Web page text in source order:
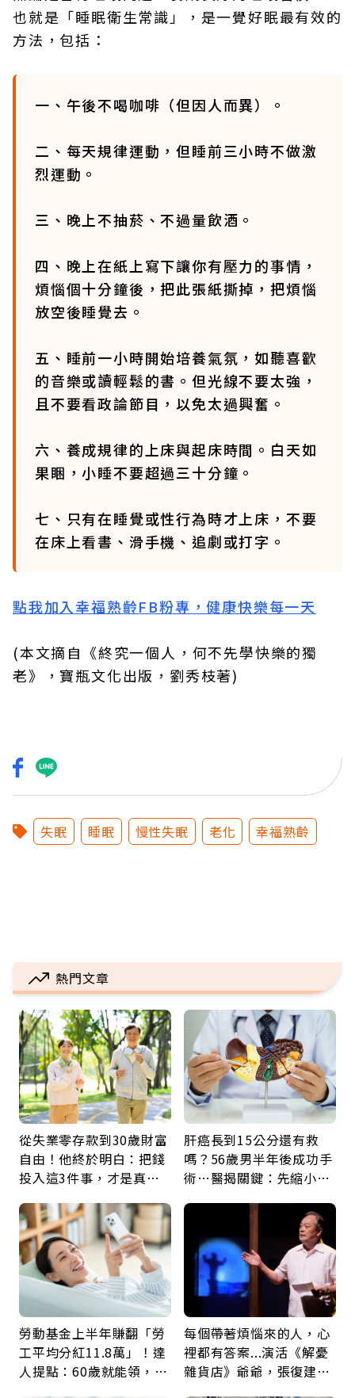
也就是「睡眠衛生常識」，是一覺好眠最有效的
方法，包括：
一、午後不喝咖啡（但因人而異）。
二、每天規律運動，但睡前三小時不做激
烈運動。
三、晚上不抽菸、不過量飲酒。
四、晚上在紙上寫下讓你有壓力的事情，
煩惱個十分鐘後，把此張紙撕掉，把煩惱
放空後睡覺去。
五、睡前一小時開始培養氣氛，如聽喜歡
的音樂或讀輕鬆的書。但光線不要太強，
且不要看政論節目，以免太過興奮。
六、養成規律的上床與起床時間。白天如
果睏，小睡不要超過三十分鐘。
七、只有在睡覺或性行為時才上床，不要
在床上看書、滑手機、追劇或打字。
點我加入幸福熟齡FB粉專，健康快樂每一天
(本文摘自《終究一個人，何不先學快樂的獨
老》，寶瓶文化出版，劉秀枝著)
失眠 睡眠 慢性失眠 老化 幸福熟齡
熱門文章
從失業零存款到30歲財富
自由！他終於明白：把錢
投入這3件事，才是真正
肝癌長到15公分還有救
嗎？56歲男半年後成功手
術…醫揭關鍵：先縮小腫
勞動基金上半年賺翻「勞
工平均分紅11.8萬」！達
人提點：60歲就能領，重
每個帶著煩惱來的人，心
裡都有答案...演活《解憂
雜貨店》爺爺，張復建：